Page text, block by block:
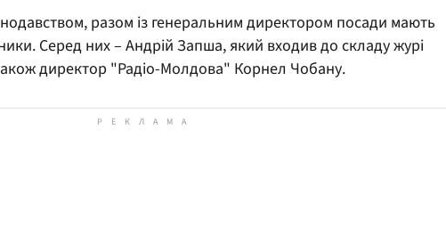
разом із генеральним директором посади мають
Серед них – Андрій Запша, який входив до складу журі
директор "Радіо-Молдова" Корнел Чобану.